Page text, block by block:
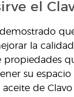
el
la
propiedades
su espacio
aceite de